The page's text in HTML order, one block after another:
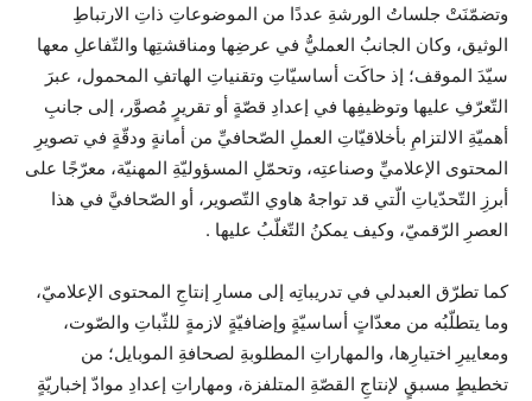
وتضمّنَتْ جلساتُ الورشةِ عددًا من الموضوعاتِ ذاتِ الارتباطِ
الوثيق، وكان الجانبُ العمليُّ في عرضِها ومناقشتِها والتّفاعلِ معها
سيّدَ الموقف؛ إذ حاكَت أساسيّاتِ وتقنياتِ الهاتفِ المحمول، عبرَ
التّعرّفِ عليها وتوظيفِها في إعدادِ قصّةٍ أو تقريرٍ مُصوَّر، إلى جانبِ
أهميّةِ الالتزامِ بأخلاقيّاتِ العملِ الصّحافيِّ من أمانةٍ ودقّةٍ في تصويرِ
المحتوى الإعلاميِّ وصناعتِه، وتحمّلِ المسؤوليّةِ المهنيّة، معرّجًا على
أبرزِ التّحدّياتِ الّتي قد تواجهُ هاوي التّصوير، أو الصّحافيَّ في هذا
العصرِ الرّقميّ، وكيف يمكنُ التّغلّبُ عليها .
كما تطرّق العبدلي في تدريباتِه إلى مسارِ إنتاجِ المحتوى الإعلاميّ،
وما يتطلّبُه من معدّاتٍ أساسيّةٍ وإضافيّةٍ لازمةٍ للثّباتِ والصّوت،
ومعاييرِ اختيارِها، والمهاراتِ المطلوبةِ لصحافةِ الموبايل؛ من
تخطيطٍ مسبقٍ لإنتاجِ القصّةِ المتلفزة، ومهاراتِ إعدادِ موادّ إخباريّةٍ